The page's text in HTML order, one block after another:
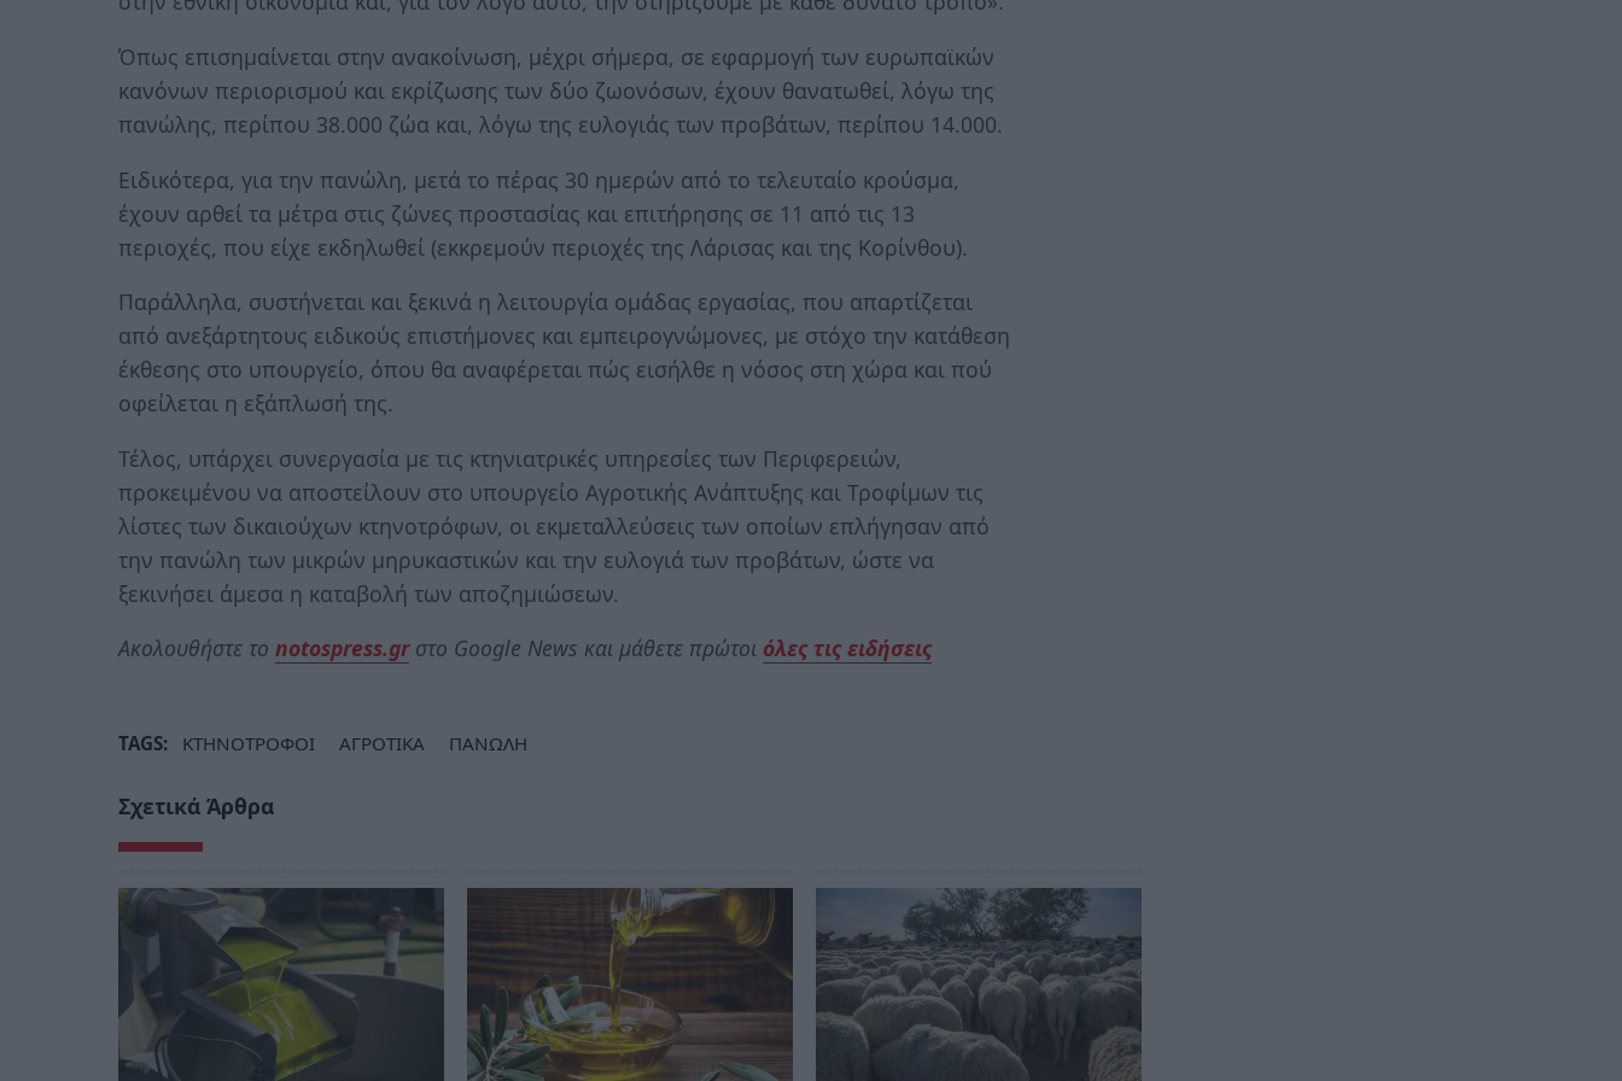
Όπως επισημαίνεται στην ανακοίνωση, μέχρι σήμερα, σε εφαρμογή των ευρωπαϊκών
κανόνων περιορισμού και εκρίζωσης των δύο ζωονόσων, έχουν θανατωθεί, λόγω της
πανώλης, περίπου 38.000 ζώα και, λόγω της ευλογιάς των προβάτων, περίπου 14.000.
Ειδικότερα, για την πανώλη, μετά το πέρας 30 ημερών από το τελευταίο κρούσμα,
έχουν αρθεί τα μέτρα στις ζώνες προστασίας και επιτήρησης σε 11 από τις 13
περιοχές, που είχε εκδηλωθεί (εκκρεμούν περιοχές της Λάρισας και της Κορίνθου).
Παράλληλα, συστήνεται και ξεκινά η λειτουργία ομάδας εργασίας, που απαρτίζεται
από ανεξάρτητους ειδικούς επιστήμονες και εμπειρογνώμονες, με στόχο την κατάθεση
έκθεσης στο υπουργείο, όπου θα αναφέρεται πώς εισήλθε η νόσος στη χώρα και πού
οφείλεται η εξάπλωσή της.
Τέλος, υπάρχει συνεργασία με τις κτηνιατρικές υπηρεσίες των Περιφερειών,
προκειμένου να αποστείλουν στο υπουργείο Αγροτικής Ανάπτυξης και Τροφίμων τις
λίστες των δικαιούχων κτηνοτρόφων, οι εκμεταλλεύσεις των οποίων επλήγησαν από
την πανώλη των μικρών μηρυκαστικών και την ευλογιά των προβάτων, ώστε να
ξεκινήσει άμεσα η καταβολή των αποζημιώσεων.
Ακολουθήστε το notospress.grστο Google News και μάθετε πρώτοι όλες τις ειδήσεις
TAGS: ΚΤΗΝΟΤΡΟΦΟΙ ΑΓΡΟΤΙΚΑ ΠΑΝΩΛΗ
Σχετικά Άρθρα